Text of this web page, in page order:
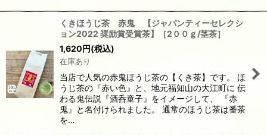
くきほうじ茶 赤鬼 【ジャパンティーセレクシ
ョン2022 奨励賞受賞茶】［2００ｇ/茎茶］
1,620円(税込)
在庫あり
当店で人気の赤鬼ほうじ茶の【くき茶】です。 ほ
うじ茶の『赤い色』と、地元福知山の大江町に 伝
わる鬼伝説『酒呑童子』をイメージして、 『赤
鬼』と名付けられました。 通常のほうじ茶は番茶
を…